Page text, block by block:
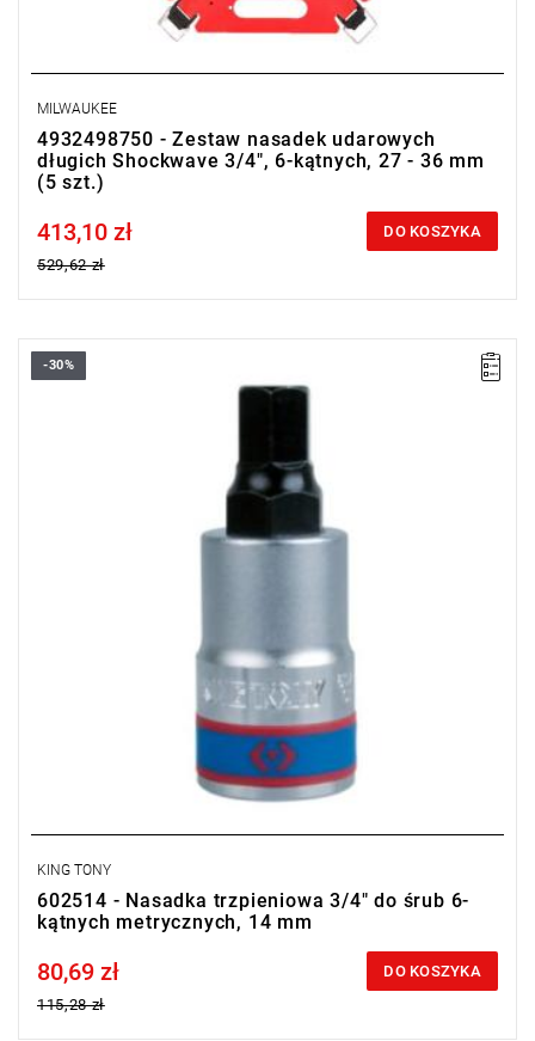
MILWAUKEE
4932498750 - Zestaw nasadek udarowych
długich Shockwave 3/4", 6-kątnych, 27 - 36 mm
(5 szt.)
Price tax included
413,10 zł
529,62 zł
DO KOSZYKA
Wyprzedaż z magazynu. Pozostały 2 sztuki w promocji.
Zdjęcie poglądowe. Produkt powystawowy, może posiadać
niewielkie zarysowania. Nieużywany.
-30%
KING TONY
602514 - Nasadka trzpieniowa 3/4" do śrub 6-
kątnych metrycznych, 14 mm
Price tax included
80,69 zł
115,28 zł
DO KOSZYKA